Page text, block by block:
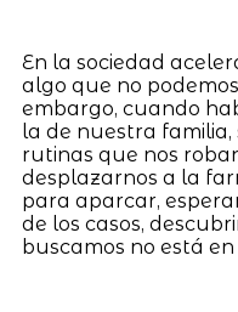
En la sociedad
algo que no
embargo, cuando
la de nuestra familia,
rutinas que nos
desplazarnos a la
para aparcar,
de los casos,
buscamos no está en